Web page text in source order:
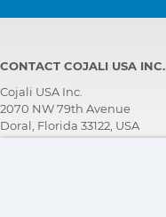
CONTACT COJALI USA INC.
Cojali USA Inc.
2070 NW 79th Avenue
Doral, Florida 33122, USA